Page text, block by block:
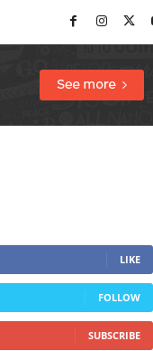
LIKE
FOLLOW
SUBSCRIBE